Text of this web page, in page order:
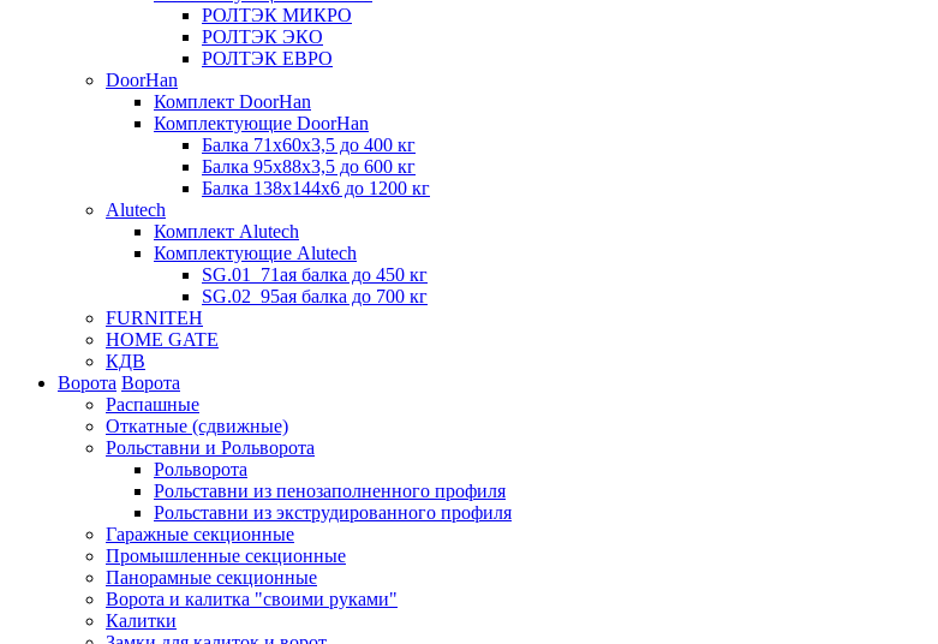
РОЛТЭК МИКРО
РОЛТЭК ЭКО
РОЛТЭК ЕВРО
DoorHan
Комплект DoorHan
Комплектующие DoorHan
Балка 71х60х3,5 до 400 кг
Балка 95х88х3,5 до 600 кг
Балка 138х144х6 до 1200 кг
Alutech
Комплект Alutech
Комплектующие Alutech
SG.01_71ая балка до 450 кг
SG.02_95ая балка до 700 кг
FURNITEH
HOME GATE
КДВ
Ворота Ворота
Распашные
Откатные (сдвижные)
Рольставни и Рольворота
Рольворота
Рольставни из пенозаполненного профиля
Рольставни из экструдированного профиля
Гаражные секционные
Промышленные секционные
Панорамные секционные
Ворота и калитка "своими руками"
Калитки